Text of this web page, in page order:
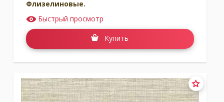
Флизелиновые.
Быстрый просмотр
Купить